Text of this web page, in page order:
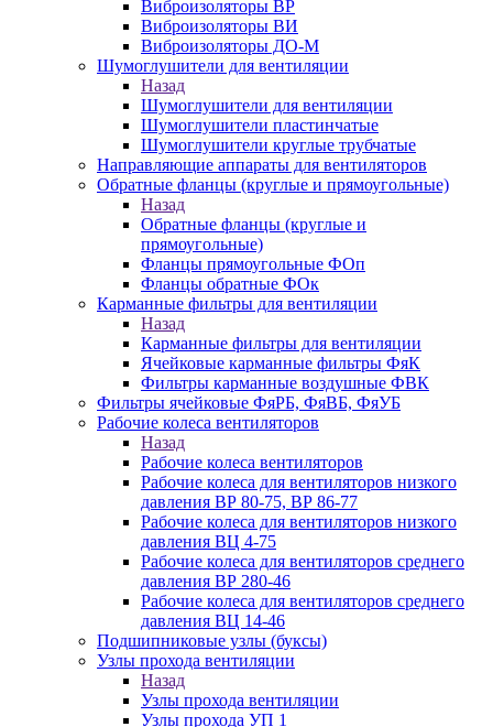
Виброизоляторы ВР
Виброизоляторы ВИ
Виброизоляторы ДО-М
Шумоглушители для вентиляции
Назад
Шумоглушители для вентиляции
Шумоглушители пластинчатые
Шумоглушители круглые трубчатые
Направляющие аппараты для вентиляторов
Обратные фланцы (круглые и прямоугольные)
Назад
Обратные фланцы (круглые и
прямоугольные)
Фланцы прямоугольные ФОп
Фланцы обратные ФОк
Карманные фильтры для вентиляции
Назад
Карманные фильтры для вентиляции
Ячейковые карманные фильтры ФяК
Фильтры карманные воздушные ФВК
Фильтры ячейковые ФяРБ, ФяВБ, ФяУБ
Рабочие колеса вентиляторов
Назад
Рабочие колеса вентиляторов
Рабочие колеса для вентиляторов низкого
давления ВР 80-75, ВР 86-77
Рабочие колеса для вентиляторов низкого
давления ВЦ 4-75
Рабочие колеса для вентиляторов среднего
давления ВР 280-46
Рабочие колеса для вентиляторов среднего
давления ВЦ 14-46
Подшипниковые узлы (буксы)
Узлы прохода вентиляции
Назад
Узлы прохода вентиляции
Узлы прохода УП 1